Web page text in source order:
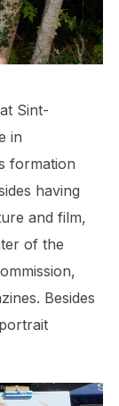
Sint-
in
formation
having
and film,
of the
Besides